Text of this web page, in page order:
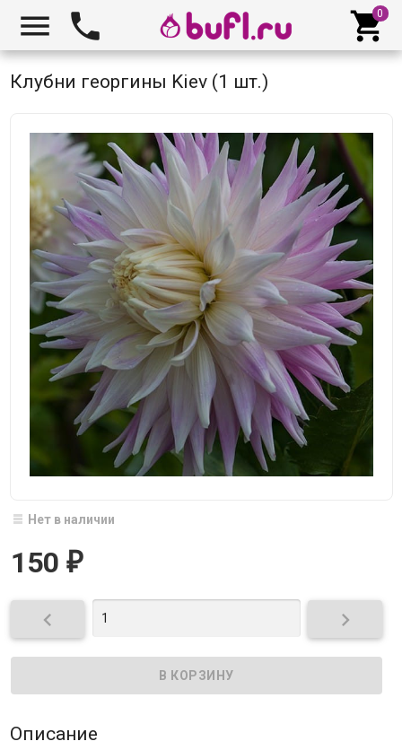
  
Клубни георгины Kiev (1 шт.)
Нет в наличии
150 ₽
 
Описание